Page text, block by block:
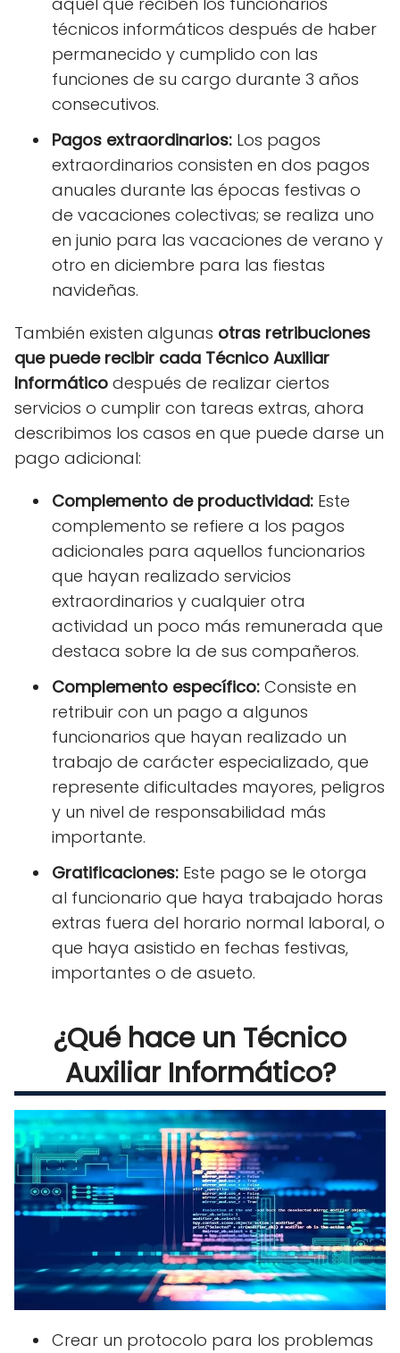
técnicos informáticos después de haber
permanecido y cumplido con las
funciones de su cargo durante 3 años
consecutivos.
Pagos extraordinarios: Los pagos
extraordinarios consisten en dos pagos
anuales durante las épocas festivas o
de vacaciones colectivas; se realiza uno
en junio para las vacaciones de verano y
otro en diciembre para las fiestas
navideñas.
También existen algunas otras retribuciones
que puede recibir cada Técnico Auxiliar
Informático después de realizar ciertos
servicios o cumplir con tareas extras, ahora
describimos los casos en que puede darse un
pago adicional:
Complemento de productividad: Este
complemento se refiere a los pagos
adicionales para aquellos funcionarios
que hayan realizado servicios
extraordinarios y cualquier otra
actividad un poco más remunerada que
destaca sobre la de sus compañeros.
Complemento específico: Consiste en
retribuir con un pago a algunos
funcionarios que hayan realizado un
trabajo de carácter especializado, que
represente dificultades mayores, peligros
y un nivel de responsabilidad más
importante.
Gratificaciones: Este pago se le otorga
al funcionario que haya trabajado horas
extras fuera del horario normal laboral, o
que haya asistido en fechas festivas,
importantes o de asueto.
¿Qué hace un Técnico
Auxiliar Informático?
Crear un protocolo para los problemas